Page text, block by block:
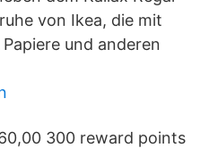
von Ikea, die mit
und anderen
300 reward points